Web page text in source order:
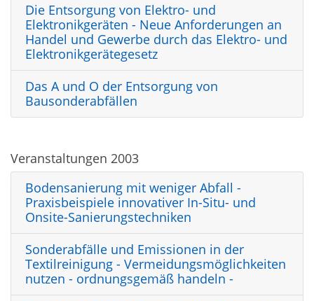
Die Entsorgung von Elektro- und
Elektronikgeräten - Neue Anforderungen an
Handel und Gewerbe durch das Elektro- und
Elektronikgerätegesetz
Das A und O der Entsorgung von
Bausonderabfällen
Veranstaltungen 2003
Bodensanierung mit weniger Abfall -
Praxisbeispiele innovativer In-Situ- und
Onsite-Sanierungstechniken
Sonderabfälle und Emissionen in der
Textilreinigung - Vermeidungsmöglichkeiten
nutzen - ordnungsgemäß handeln -